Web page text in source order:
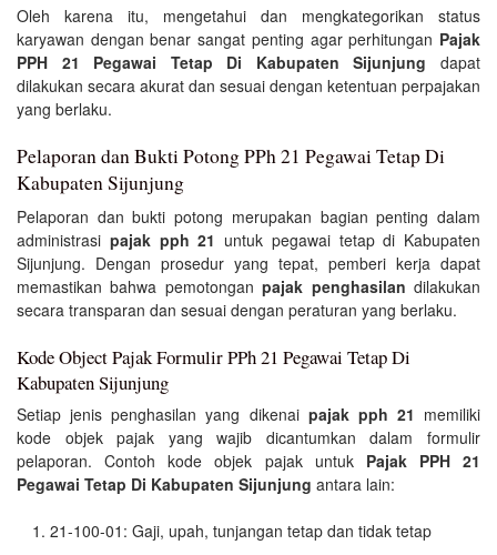
Oleh karena itu, mengetahui dan mengkategorikan status
karyawan dengan benar sangat penting agar perhitungan Pajak
PPH 21 Pegawai Tetap Di Kabupaten Sijunjung dapat
dilakukan secara akurat dan sesuai dengan ketentuan perpajakan
yang berlaku.
Pelaporan dan Bukti Potong PPh 21 Pegawai Tetap Di
Kabupaten Sijunjung
Pelaporan dan bukti potong merupakan bagian penting dalam
administrasi pajak pph 21 untuk pegawai tetap di Kabupaten
Sijunjung. Dengan prosedur yang tepat, pemberi kerja dapat
memastikan bahwa pemotonganpajak penghasilan dilakukan
secara transparan dan sesuai dengan peraturan yang berlaku.
Kode Object Pajak Formulir PPh 21 Pegawai Tetap Di
Kabupaten Sijunjung
Setiap jenis penghasilan yang dikenai pajak pph 21 memiliki
kode objek pajak yang wajib dicantumkan dalam formulir
pelaporan. Contoh kode objek pajak untuk Pajak PPH 21
Pegawai Tetap Di Kabupaten Sijunjung antara lain:
21-100-01: Gaji, upah, tunjangan tetap dan tidak tetap